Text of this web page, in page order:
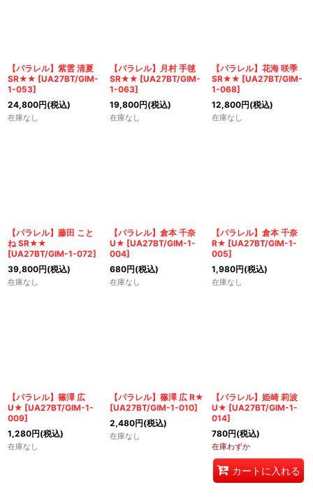
【パラレル】紫雲 清夏
SR★★ [UA27BT/GIM-
1-053]
24,800円(税込)
在庫なし
【パラレル】月村 手毬
SR★★ [UA27BT/GIM-
1-063]
19,800円(税込)
在庫なし
【パラレル】花海 咲季
SR★★ [UA27BT/GIM-
1-068]
12,800円(税込)
在庫なし
【パラレル】藤田 こと
ね SR★★
[UA27BT/GIM-1-072]
39,800円(税込)
在庫なし
【パラレル】倉本 千奈
U★ [UA27BT/GIM-1-
004]
680円(税込)
在庫なし
【パラレル】倉本 千奈
R★ [UA27BT/GIM-1-
005]
1,980円(税込)
在庫なし
【パラレル】篠澤 広
U★ [UA27BT/GIM-1-
009]
1,280円(税込)
在庫なし
【パラレル】篠澤 広 R★
[UA27BT/GIM-1-010]
2,480円(税込)
在庫なし
【パラレル】姫崎 莉波
U★ [UA27BT/GIM-1-
014]
780円(税込)
在庫わずか
カートに入れる